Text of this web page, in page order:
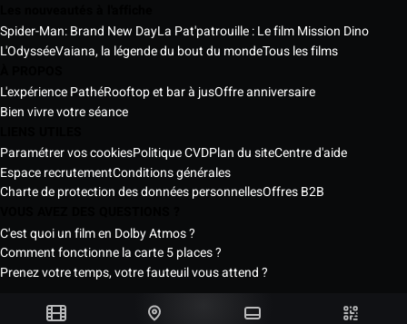
Spider-Man: Brand New DayLa Pat'patrouille : Le film Mission Dino
L'OdysséeVaiana, la légende du bout du mondeTous les films
L'expérience PathéRooftop et bar à jusOffre anniversaire
Bien vivre votre séance
Paramétrer vos cookiesPolitique CVDPlan du siteCentre d'aide
Espace recrutementConditions générales
Charte de protection des données personnellesOffres B2B
C'est quoi un film en Dolby Atmos ?
Comment fonctionne la carte 5 places ?
Prenez votre temps, votre fauteuil vous attend ?
Les Cinémas Pathé Sénégal © 2026